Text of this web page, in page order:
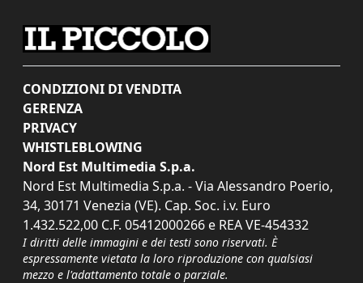
CONDIZIONI DI VENDITA
GERENZA
PRIVACY
WHISTLEBLOWING
Nord Est Multimedia S.p.a.
Nord Est Multimedia S.p.a. - Via Alessandro Poerio,
34, 30171 Venezia (VE). Cap. Soc. i.v. Euro
1.432.522,00 C.F. 05412000266 e REA VE-454332
I diritti delle immagini e dei testi sono riservati. È
espressamente vietata la loro riproduzione con qualsiasi
mezzo e l'adattamento totale o parziale.